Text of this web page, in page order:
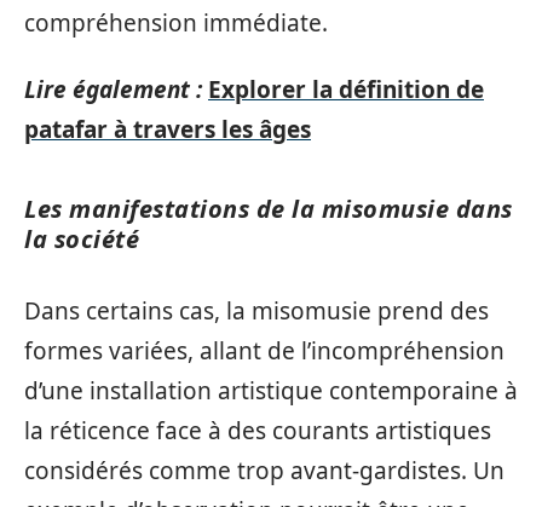
compréhension immédiate.
Lire également : Explorer la définition de
patafar à travers les âges
Les manifestations de la misomusie dans
la société
Dans certains cas, la misomusie prend des
formes variées, allant de l’incompréhension
d’une installation artistique contemporaine à
la réticence face à des courants artistiques
considérés comme trop avant-gardistes. Un